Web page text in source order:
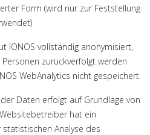
Form (wird nur zur Feststellung
IONOS vollständig anonymisiert,
zurückverfolgt werden
WebAnalytics nicht gespeichert.
Daten erfolgt auf Grundlage von
hat ein
Analyse des